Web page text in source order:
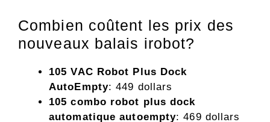
Combien coûtent les prix des
nouveaux balais irobot?
105 VAC Robot Plus Dock
AutoEmpty: 449 dollars
105 combo robot plus dock
automatique autoempty: 469 dollars